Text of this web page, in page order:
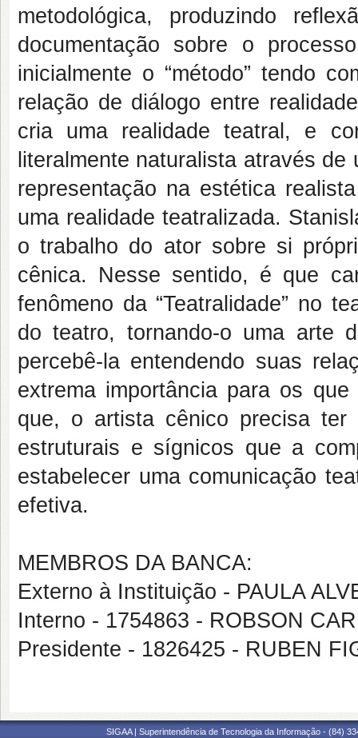
metodológica, produzindo
documentação sobre o
inicialmente o “método” tendo
relação de diálogo entre
cria uma realidade teatral, e
literalmente naturalista através
representação na estética
uma realidade teatralizada.
o trabalho do ator sobre si
cênica. Nesse sentido, é que
fenômeno da “Teatralidade” no
do teatro, tornando-o uma arte
percebê-la entendendo suas
extrema importância para os
que, o artista cênico precisa
estruturais e sígnicos que a
estabelecer uma comunicação
efetiva.
MEMBROS DA BANCA:
Externo à Instituição - PAULA
Interno - 1754863 - ROBSON
Presidente - 1826425 - RUBEN
SIGAA | Superintendência de Tecnologia da Informação - (84)